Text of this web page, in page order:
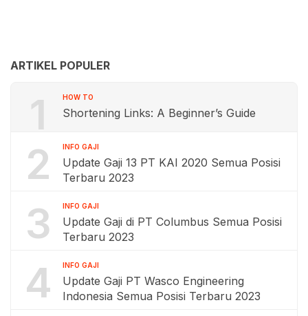
ARTIKEL POPULER
1 HOW TO
Shortening Links: A Beginner’s Guide
2 INFO GAJI
Update Gaji 13 PT KAI 2020 Semua Posisi
Terbaru 2023
3 INFO GAJI
Update Gaji di PT Columbus Semua Posisi
Terbaru 2023
4 INFO GAJI
Update Gaji PT Wasco Engineering
Indonesia Semua Posisi Terbaru 2023